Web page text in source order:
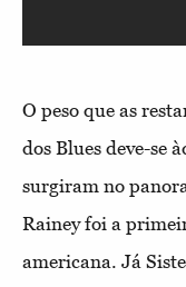
O peso que as
dos Blues deve-se
surgiram no
Rainey foi a
americana. Já